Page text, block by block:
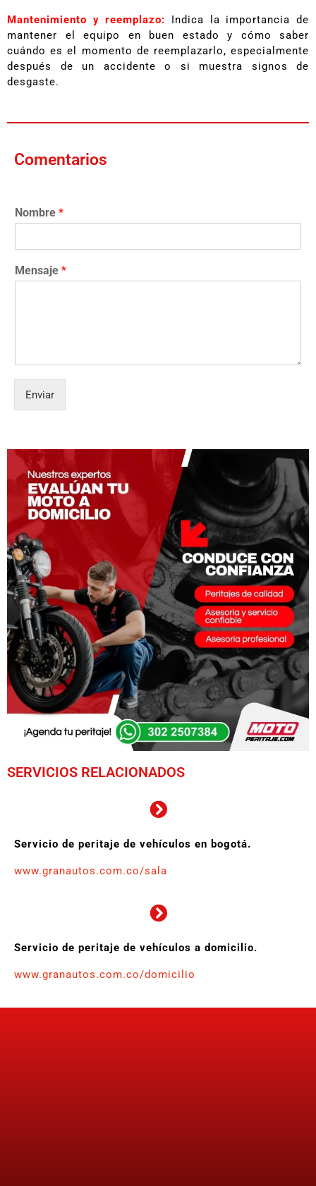
Mantenimiento y reemplazo: Indica la importancia de
mantener el equipo en buen estado y cómo saber
cuándo es el momento de reemplazarlo, especialmente
después de un accidente o si muestra signos de
desgaste.
Comentarios
Nombre *
Mensaje *
Enviar
SERVICIOS RELACIONADOS
Servicio de peritaje de vehículos en bogotá.
www.granautos.com.co/sala
Servicio de peritaje de vehículos a domicilio.
www.granautos.com.co/domicilio